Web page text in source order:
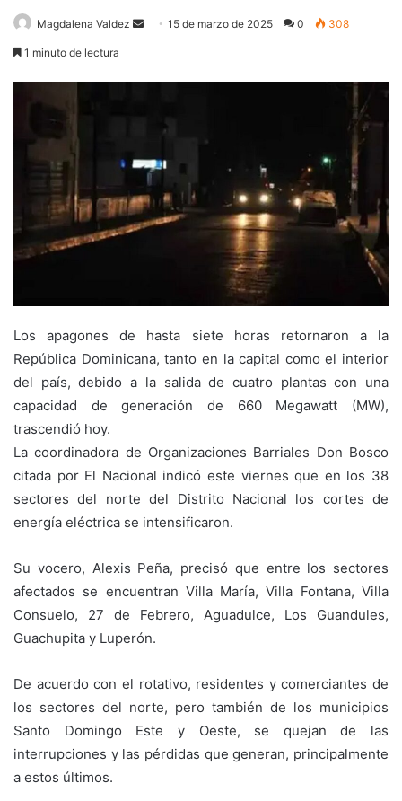
Magdalena Valdez
Send15 de marzo de 2025 0 308
1 minuto de lectura
Los apagones de hasta siete horas retornaron a la
República Dominicana, tanto en la capital como el interior
del país, debido a la salida de cuatro plantas con una
capacidad de generación de 660 Megawatt (MW),
trascendió hoy.
La coordinadora de Organizaciones Barriales Don Bosco
citada por El Nacional indicó este viernes que en los 38
sectores del norte del Distrito Nacional los cortes de
energía eléctrica se intensificaron.
Su vocero, Alexis Peña, precisó que entre los sectores
afectados se encuentran Villa María, Villa Fontana, Villa
Consuelo, 27 de Febrero, Aguadulce, Los Guandules,
Guachupita y Luperón.
De acuerdo con el rotativo, residentes y comerciantes de
los sectores del norte, pero también de los municipios
Santo Domingo Este y Oeste, se quejan de las
interrupciones y las pérdidas que generan, principalmente
a estos últimos.